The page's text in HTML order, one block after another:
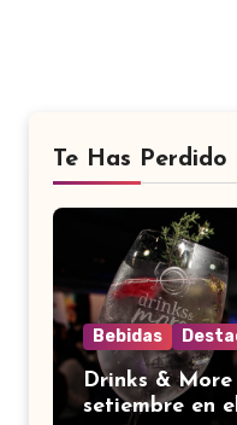
Te Has Perdido
Bebidas
Drinks &
setiembre en